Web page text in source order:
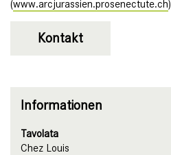
(www.arcjurassien.prosenectute.ch)
Kontakt
Informationen
Tavolata
Chez Louis